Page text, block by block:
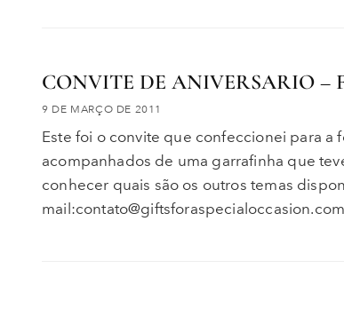
CONVITE DE ANIVERSARIO –
9 DE MARÇO DE 2011
Este foi o convite que confeccionei para a
acompanhados de uma garrafinha que
conhecer quais são os outros temas